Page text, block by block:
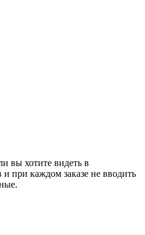
вы хотите видеть в
при каждом заказе не вводить